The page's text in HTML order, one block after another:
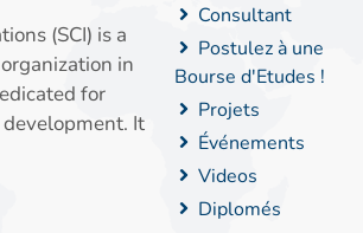
(SCI) is a
in
for
It
Consultant
Postulez à une
Bourse d'Etudes !
Projets
Événements
Videos
Diplomés